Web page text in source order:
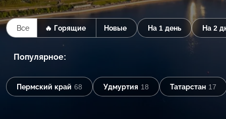
Все 🔥 Горящие Новые На 1 день На 2
Популярное:
Пермский край 68 Удмуртия 18 Татарстан 17